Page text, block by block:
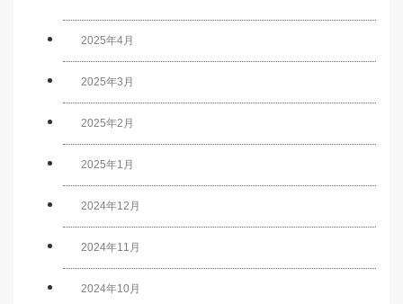
2025年4月
2025年3月
2025年2月
2025年1月
2024年12月
2024年11月
2024年10月